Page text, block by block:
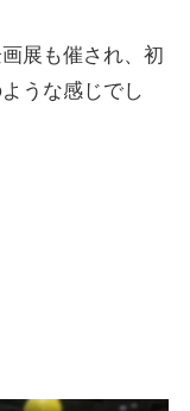
展も催され、初
うな感じでし